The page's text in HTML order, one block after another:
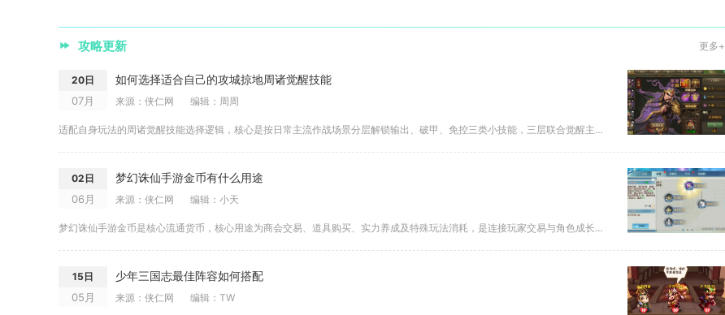
攻略更新 更多+
20日
07月
如何选择适合自己的攻城掠地周诸觉醒技能
来源：侠仁网 编辑：周周
适配自身玩法的周诸觉醒技能选择逻辑，核心是按日常主流作战场景分层解锁输出、破甲、免控三类小技能，三层联合觉醒主线技能优先...
02日
06月
梦幻诛仙手游金币有什么用途
来源：侠仁网 编辑：小天
梦幻诛仙手游金币是核心流通货币，核心用途为商会交易、道具购买、实力养成及特殊玩法消耗，是连接玩家交易与角色成长的关键资源...
15日
05月
少年三国志最佳阵容如何搭配
来源：侠仁网 编辑：TW